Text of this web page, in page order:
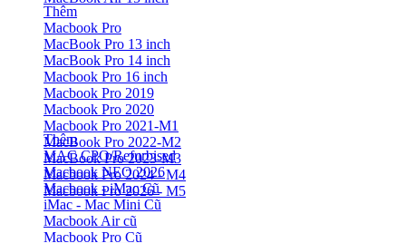
Thêm
Macbook Pro
MacBook Pro 13 inch
MacBook Pro 14 inch
Macbook Pro 16 inch
Macbook Pro 2019
Macbook Pro 2020
Macbook Pro 2021-M1
MacBook Pro 2022-M2
MacBook Pro 2023-M3
Macbook Pro 2024 - M4
Macbook Pro 2026 - M5
Thêm
MAC CPO/Refurbised
Macbook NEO 2026
Macbook - iMac Cũ
iMac - Mac Mini Cũ
Macbook Air cũ
Macbook Pro Cũ